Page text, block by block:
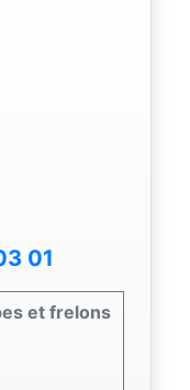
01
et frelons